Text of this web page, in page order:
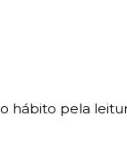
hábito pela